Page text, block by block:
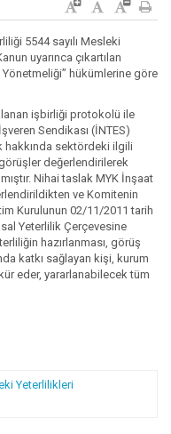
Yeterlilik Güncellendi
Mesleki Yeterlilik Teşvikleri Ya
Yeterlilikler
5544 sayılı Mesleki
uyarınca çıkartılan
hükümlerine göre
işbirliği protokolü ile
Sendikası (İNTES)
hakkında sektördeki ilgili
değerlendirilerek
Nihai taslak MYK İnşaat
ve Komitenin
Kurulunun 02/11/2011 tarih
Yeterlilik Çerçevesine
hazırlanması, görüş
katkı sağlayan kişi, kurum
eder, yararlanabilecek tüm
Yeterlilikleri